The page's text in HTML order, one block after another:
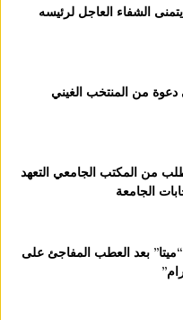
الشفاء العاجل لرئيسه
دعوة من المنتخب الغيني
من المكتب الجامعي التعهد
الجامعة
بعد العطب المفاجئ على